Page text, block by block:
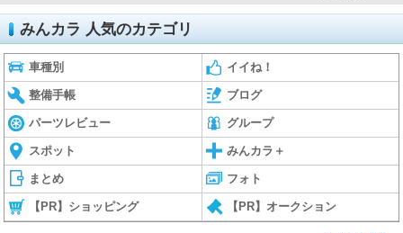
みんカラ 人気のカテゴリ
車種別 イイね！
整備手帳 ブログ
パーツレビュー グループ
スポット みんカラ＋
まとめ フォト
【PR】ショッピング 【PR】オークション